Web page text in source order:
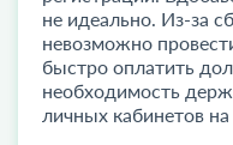
не идеально. Из-за
невозможно
быстро оплатить
необходимость
личных кабинетов